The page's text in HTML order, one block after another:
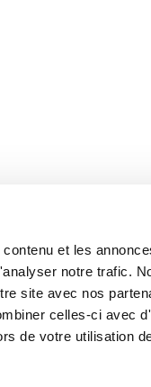
et les
notre trafic.
site avec nos
celles-ci avec
de votre utilisation